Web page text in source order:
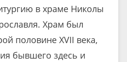
в храме Николы
Храм был
половине XVII века,
бывшего здесь и